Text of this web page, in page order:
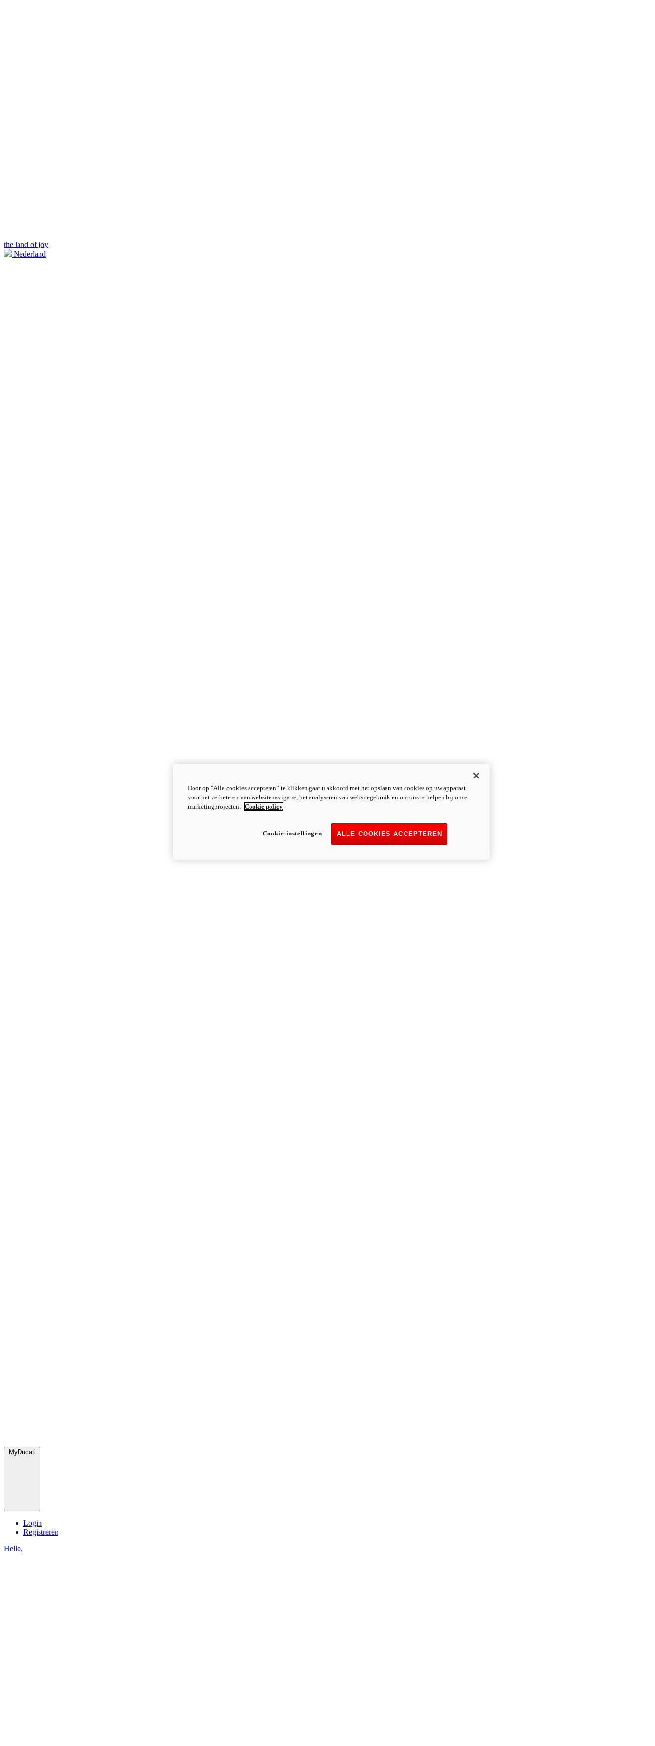
the land of joy
Nederland
MyDucati
Login
Registreren
Hello,
Door op “Alle cookies accepteren” te klikken gaat u akkoord met het opslaan van cookies op uw apparaat
voor het verbeteren van websitenavigatie, het analyseren van websitegebruik en om ons te helpen bij onze
marketingprojecten. Cookie policy
ALLE COOKIES ACCEPTEREN
Cookie-instellingen